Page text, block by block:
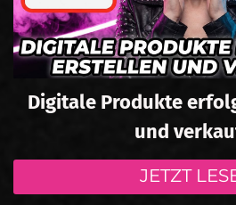
Digitale Produkte
und
JETZT